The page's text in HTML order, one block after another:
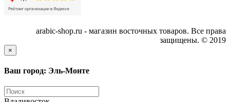
arabic-shop.ru - магазин восточных товаров. Все права
защищены. © 2019
×
Ваш город: Эль-Монте